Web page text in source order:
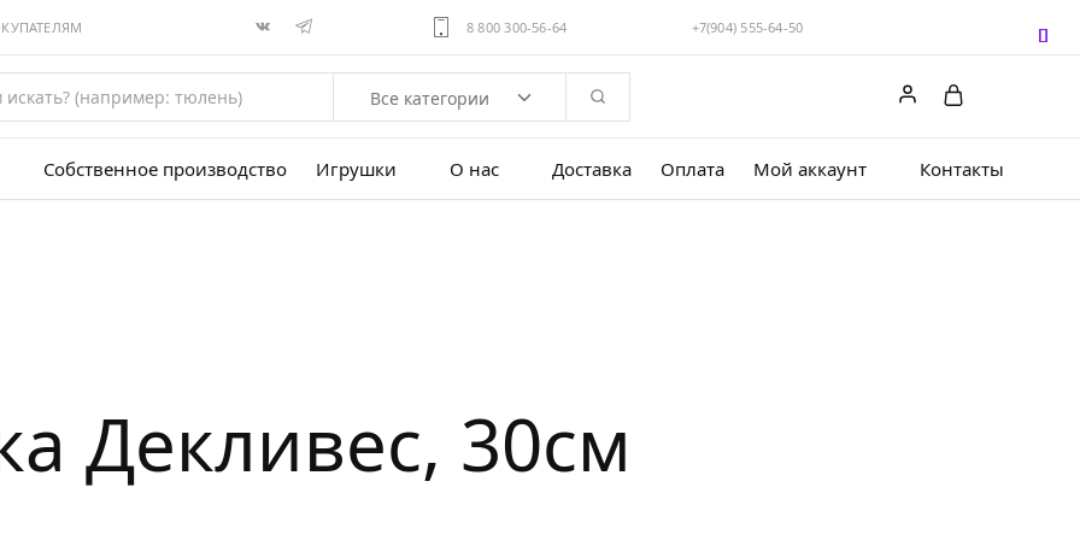
8 800 300-56-64 +7(904) 555-64-50
Все категории
Собственное производство Игрушки О нас Доставка Оплата Мой аккаунт Контакты
Декливес, 30см